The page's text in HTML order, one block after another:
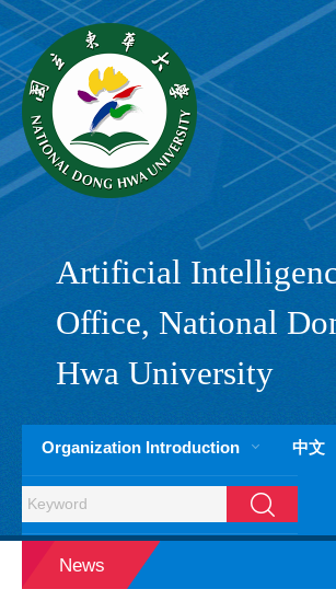
Jump
to
the
main
content
block
Artificial
Office, National
Hwa University
Organization Introduction 中文
Search
News